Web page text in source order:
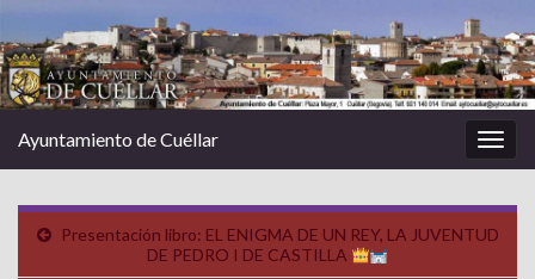
la
Ayuntamiento de Cuéllar
Presentación libro: EL ENIGMA DE UN REY, LA JUVENTUD
DE PEDRO I DE CASTILLA